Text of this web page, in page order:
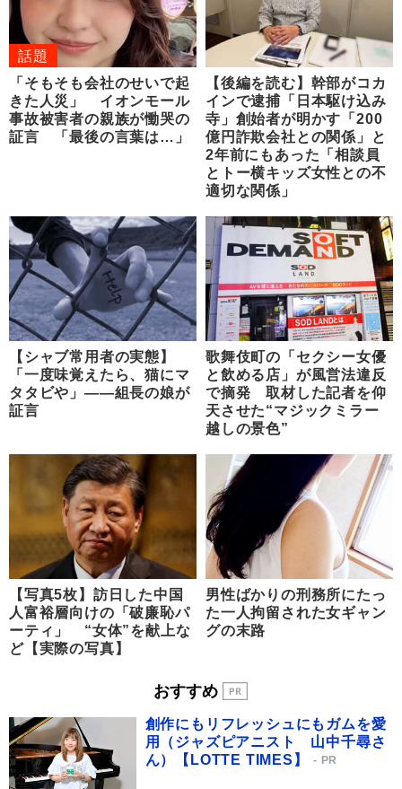
話題
「そもそも会社のせいで起
きた人災」 イオンモール
事故被害者の親族が慟哭の
証言 「最後の言葉は…」
【後編を読む】幹部がコカ
インで逮捕「日本駆け込み
寺」創始者が明かす「200
億円詐欺会社との関係」と
2年前にもあった「相談員
とトー横キッズ女性との不
適切な関係」
【シャブ常用者の実態】
「一度味覚えたら、猫にマ
タタビや」――組長の娘が
証言
歌舞伎町の「セクシー女優
と飲める店」が風営法違反
で摘発 取材した記者を仰
天させた“マジックミラー
越しの景色”
【写真5枚】訪日した中国
人富裕層向けの「破廉恥パ
ーティ」 “女体”を献上な
ど【実際の写真】
男性ばかりの刑務所にたっ
た一人拘留された女ギャン
グの末路
おすすめ
創作にもリフレッシュにもガムを愛
用（ジャズピアニスト 山中千尋さ
ん）【LOTTE TIMES】
PR